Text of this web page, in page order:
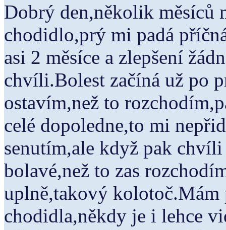
Dobrý den,několik měsíců
chodidlo,prý mi padá
asi 2 měsíce a zlepšení
chvíli.Bolest začíná už po
ostavím,než to
celé dopoledne,to mi
senutím,ale když pak
bolavé,než to zas
uplně,takový
chodidla,někdy je i lehce